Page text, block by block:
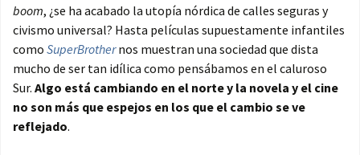
boom, ¿se ha acabado la utopía nórdica de calles seguras y
civismo universal? Hasta películas supuestamente infantiles
como SuperBrothernos muestran una sociedad que dista
mucho de ser tan idílica como pensábamos en el caluroso
Sur. Algo está cambiando en el norte y la novela y el cine
no son más que espejos en los que el cambio se ve
reflejado.